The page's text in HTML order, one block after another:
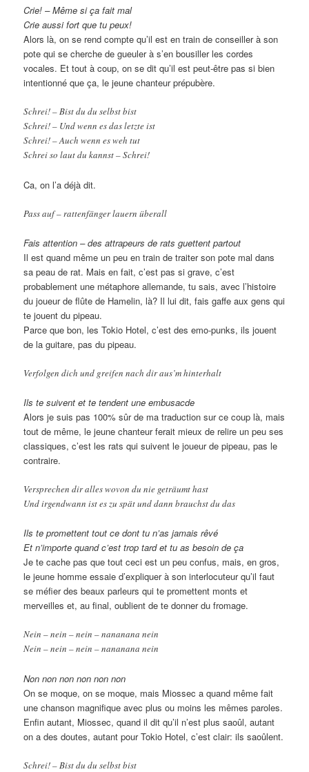
Crie! – Même si ça fait mal
Crie aussi fort que tu peux!
Alors là, on se rend compte qu’il est en train de conseiller à son
pote qui se cherche de gueuler à s’en bousiller les cordes
vocales. Et tout à coup, on se dit qu’il est peut-être pas si bien
intentionné que ça, le jeune chanteur prépubère.
Schrei! – Bist du du selbst bist
Schrei! – Und wenn es das letzte ist
Schrei! – Auch wenn es weh tut
Schrei so laut du kannst – Schrei!
Ca, on l’a déjà dit.
Pass auf – rattenfänger lauern überall
Fais attention – des attrapeurs de rats guettent partout
Il est quand même un peu en train de traiter son pote mal dans
sa peau de rat. Mais en fait, c’est pas si grave, c’est
probablement une métaphore allemande, tu sais, avec l’histoire
du joueur de flûte de Hamelin, là? Il lui dit, fais gaffe aux gens qui
te jouent du pipeau.
Parce que bon, les Tokio Hotel, c’est des emo-punks, ils jouent
de la guitare, pas du pipeau.
Verfolgen dich und greifen nach dir aus’m hinterhalt
Ils te suivent et te tendent une embusacde
Alors je suis pas 100% sûr de ma traduction sur ce coup là, mais
tout de même, le jeune chanteur ferait mieux de relire un peu ses
classiques, c’est les rats qui suivent le joueur de pipeau, pas le
contraire.
Versprechen dir alles wovon du nie geträumt hast
Und irgendwann ist es zu spät und dann brauchst du das
Ils te promettent tout ce dont tu n’as jamais rêvé
Et n’importe quand c’est trop tard et tu as besoin de ça
Je te cache pas que tout ceci est un peu confus, mais, en gros,
le jeune homme essaie d’expliquer à son interlocuteur qu’il faut
se méfier des beaux parleurs qui te promettent monts et
merveilles et, au final, oublient de te donner du fromage.
Nein – nein – nein – nananana nein
Nein – nein – nein – nananana nein
Non non non non non non
On se moque, on se moque, mais Miossec a quand même fait
une chanson magnifique avec plus ou moins les mêmes paroles.
Enfin autant, Miossec, quand il dit qu’il n’est plus saoûl, autant
on a des doutes, autant pour Tokio Hotel, c’est clair: ils saoûlent.
Schrei! – Bist du du selbst bist